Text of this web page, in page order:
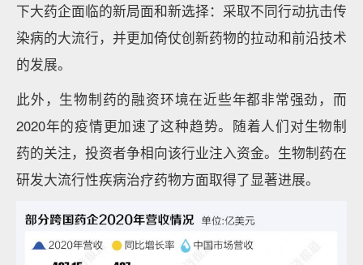
下大药企面临的新局面和新选择：采取不同行动抗击传
染病的大流行，并更加倚仗创新药物的拉动和前沿技术
的发展。
此外，生物制药的融资环境在近些年都非常强劲，而
2020年的疫情更加速了这种趋势。随着人们对生物制
药的关注，投资者争相向该行业注入资金。生物制药在
研发大流行性疾病治疗药物方面取得了显著进展。